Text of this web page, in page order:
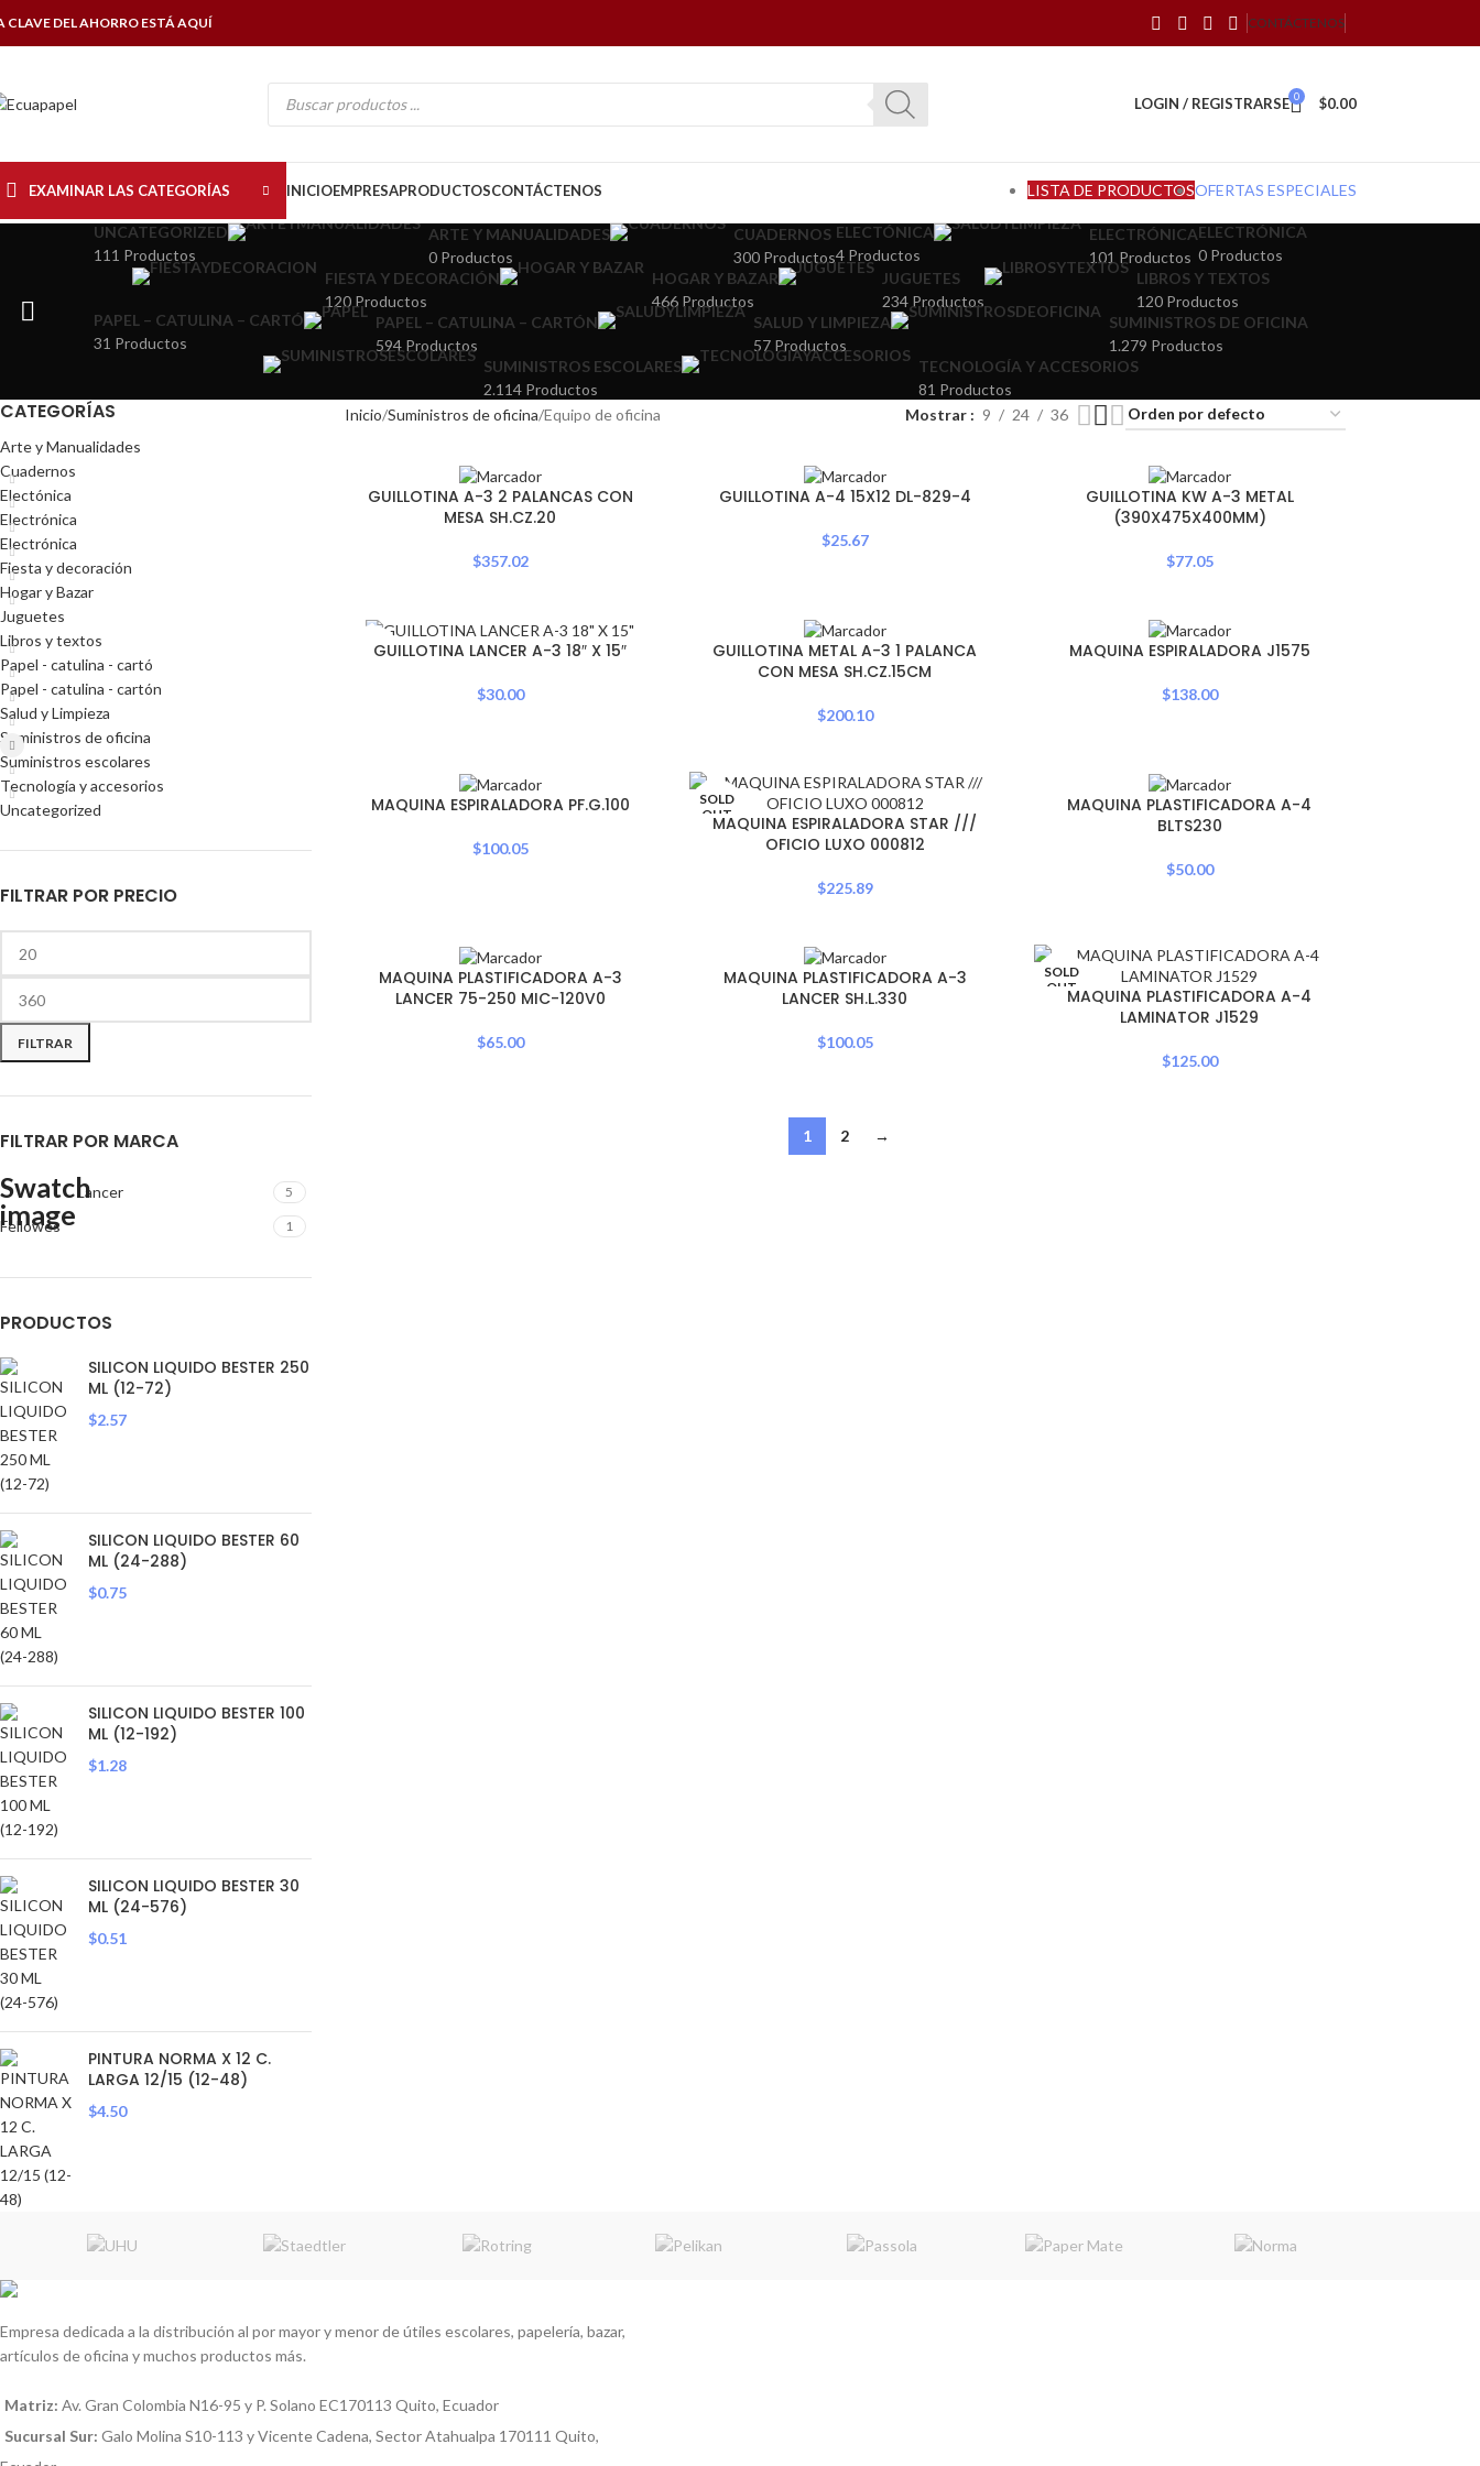
CLAVE DEL AHORRO ESTÁ AQUÍ CONTÁCTENOS
LOGIN / REGISTRARSE 0 $0.00
EXAMINAR LAS CATEGORÍAS INICIOEMPRESAPRODUCTOSCONTÁCTENOS LISTA DE PRODUCTOSOFERTAS ESPECIALES
UNCATEGORIZED
111 Productos
ARTE Y MANUALIDADES
0 Productos
CUADERNOS
300 Productos
ELECTÓNICA
4 Productos
ELECTRÓNICA
101 Productos
ELECTRÓNICA
0 Productos
FIESTA Y DECORACIÓN
120 Productos
HOGAR Y BAZAR
466 Productos
JUGUETES
234 Productos
LIBROS Y TEXTOS
120 Productos
PAPEL – CATULINA – CARTÓ
31 Productos
PAPEL – CATULINA – CARTÓN
594 Productos
SALUD Y LIMPIEZA
57 Productos
SUMINISTROS DE OFICINA
1.279 Productos
SUMINISTROS ESCOLARES
2.114 Productos
TECNOLOGÍA Y ACCESORIOS
81 Productos
CATEGORÍAS
Arte y Manualidades
Cuadernos
Electónica
Electrónica
Electrónica
Fiesta y decoración
Hogar y Bazar
Juguetes
Libros y textos
Papel - catulina - cartó
Papel - catulina - cartón
Salud y Limpieza
Suministros de oficina
Suministros escolares
Tecnología y accesorios
Uncategorized
FILTRAR POR PRECIO
FILTRAR
FILTRAR POR MARCA
Lancer 5
Fellowes 1
PRODUCTOS
SILICON LIQUIDO BESTER 250
ML (12-72)
$2.57
SILICON LIQUIDO BESTER 60
ML (24-288)
$0.75
SILICON LIQUIDO BESTER 100
ML (12-192)
$1.28
SILICON LIQUIDO BESTER 30
ML (24-576)
$0.51
PINTURA NORMA X 12 C.
LARGA 12/15 (12-48)
$4.50
Inicio Suministros de oficina Equipo de oficina Mostrar 9 24 36
SOLD
OUT
GUILLOTINA A-3 2 PALANCAS CON
MESA SH.CZ.20
$357.02
SOLD
OUTGUILLOTINA A-4 15X12 DL-829-4
$25.67
GUILLOTINA KW A-3 METAL
(390X475X400MM)
$77.05
SOLD
OUTGUILLOTINA LANCER A-3 18″ X 15″
$30.00
SOLD
OUT
GUILLOTINA METAL A-3 1 PALANCA
CON MESA SH.CZ.15CM
$200.10
SOLD
OUTMAQUINA ESPIRALADORA J1575
$138.00
SOLD
OUT
MAQUINA ESPIRALADORA PF.G.100
$100.05
SOLD
OUT
MAQUINA ESPIRALADORA STAR ///
OFICIO LUXO 000812
$225.89
MAQUINA PLASTIFICADORA A-4
BLTS230
$50.00
SOLD
OUTMAQUINA PLASTIFICADORA A-3
LANCER 75-250 MIC-120V0
$65.00
SOLD
OUTMAQUINA PLASTIFICADORA A-3
LANCER SH.L.330
$100.05
SOLD
OUTMAQUINA PLASTIFICADORA A-4
LAMINATOR J1529
$125.00
1 2 →
Empresa dedicada a la distribución al por mayor y menor de útiles escolares, papelería, bazar,
artículos de oficina y muchos productos más.
Matriz: Av. Gran Colombia N16-95 y P. Solano EC170113 Quito, Ecuador
Sucursal Sur: Galo Molina S10-113 y Vicente Cadena, Sector Atahualpa 170111 Quito,